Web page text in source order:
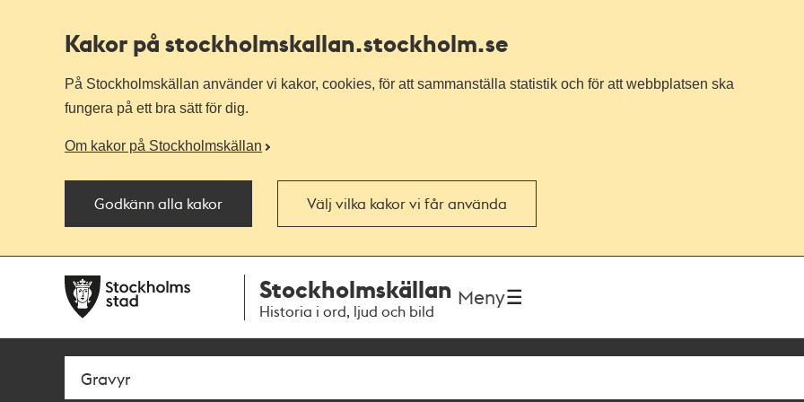
Kakor på stockholmskallan.stockholm.se
På Stockholmskällan använder vi kakor, cookies, för att sammanställa statistik och för att webbplatsen ska
fungera på ett bra sätt för dig.
Om kakor på Stockholmskällan
Godkänn alla kakor Välj vilka kakor vi får använda
navigationen
huvudinnehållet
Stockholmskällan
Historia i ord, ljud och bild
Meny
Sök